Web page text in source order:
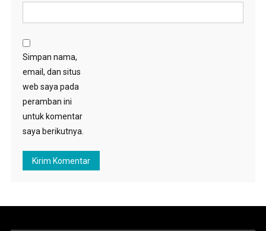
Simpan nama,
email, dan situs
web saya pada
peramban ini
untuk komentar
saya berikutnya.